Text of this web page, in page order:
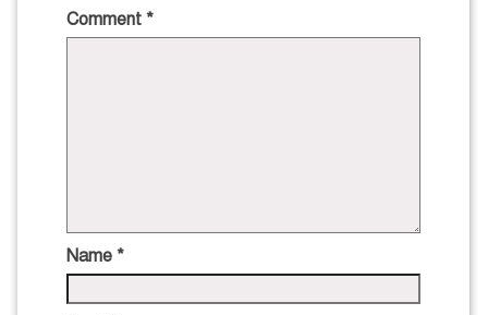
Comment *
Name *